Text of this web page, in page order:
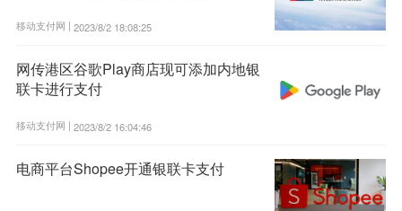
移动支付网 | 2023/8/2 18:08:25
网传港区谷歌Play商店现可添加内地银
联卡进行支付
移动支付网 | 2023/8/2 16:04:46
电商平台Shopee开通银联卡支付